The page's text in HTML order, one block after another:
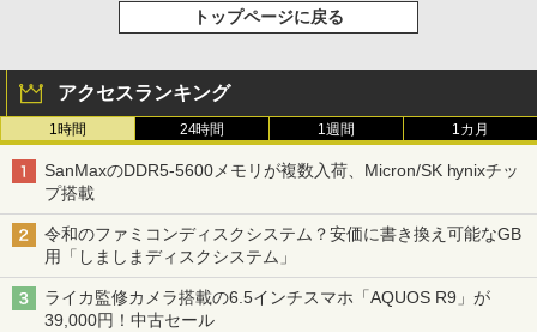
トップページに戻る
アクセスランキング
1時間 24時間 1週間 1カ月
SanMaxのDDR5-5600メモリが複数入荷、Micron/SK hynixチッ
プ搭載
令和のファミコンディスクシステム？安価に書き換え可能なGB
用「しましまディスクシステム」
ライカ監修カメラ搭載の6.5インチスマホ「AQUOS R9」が
39,000円！中古セール